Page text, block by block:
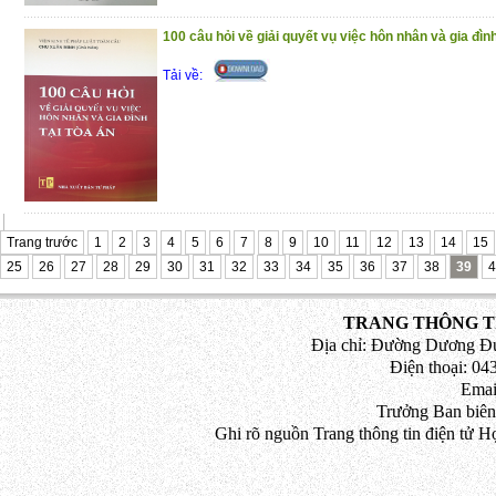
100 câu hỏi về giải quyết vụ việc hôn nhân và gia
Tải về:
Trang trước 1 2 3 4 5 6 7 8 9 10 11 12 13 14
15
25
26 27 28 29 30 31 32 33 34 35 36 37 38 39
TRANG THÔNG
Địa chỉ: Đường Dương
Điện thoại:
Trưởng Ban
Ghi rõ nguồn Trang thông tin điện tử